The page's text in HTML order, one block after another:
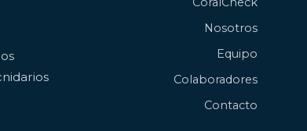
Nosotros
Equipo
Colaboradores
Contacto